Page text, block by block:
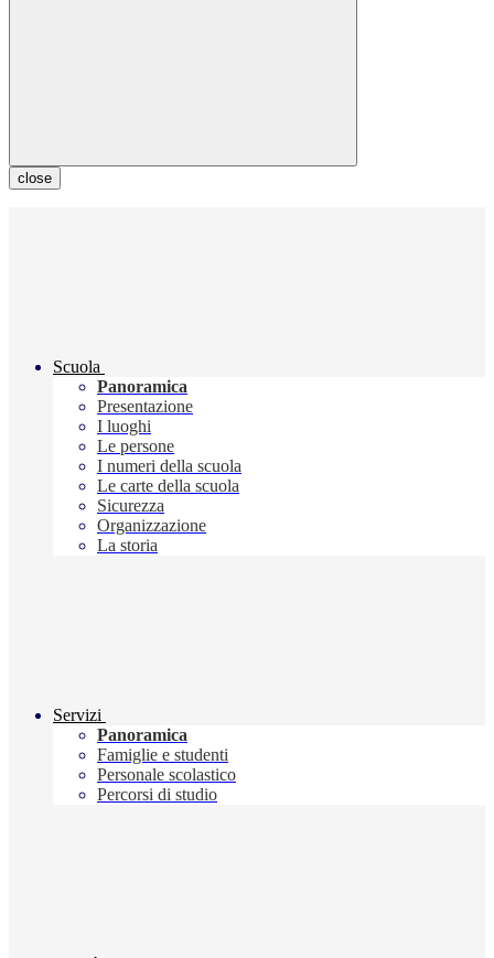
close
Scuola
Panoramica
Presentazione
I luoghi
Le persone
I numeri della scuola
Le carte della scuola
Sicurezza
Organizzazione
La storia
Servizi
Panoramica
Famiglie e studenti
Personale scolastico
Percorsi di studio